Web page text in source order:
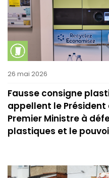
26 mai 2026
Fausse consigne
appellent le Président
Premier Ministre à
plastiques et le